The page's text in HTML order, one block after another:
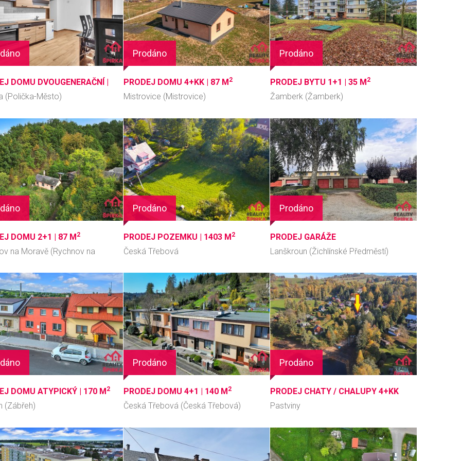
DOMU DVOUGENERAČNÍ |
(Polička-Město)
Prodáno
PRODEJ DOMU 4+KK | 87 M 2
Mistrovice (Mistrovice)
Prodáno
PRODEJ BYTU 1+1 |35 M 2
Žamberk (Žamberk)
DOMU 2+1 | 87 M2
na Moravě (Rychnov na
Prodáno
PRODEJ POZEMKU | 1403 M2
Česká Třebová
Prodáno
PRODEJ GARÁŽE
Lanškroun (Žichlínské Předměstí)
DOMU ATYPICKÝ | 170 M 2
(Zábřeh)
Prodáno
PRODEJ DOMU 4+1 | 140 M 2
Česká Třebová (Česká Třebová)
Prodáno
PRODEJ CHATY / CHALUPY 4+KK
Pastviny